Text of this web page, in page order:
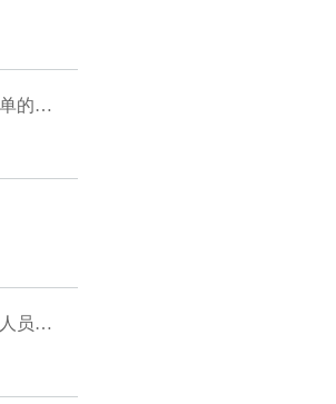
西南医科大学附属自贡医院▪自贡市精神卫生中心关于2026年第二批招聘编外工作人员拟录用人员名单的公示
西南医科大学附属自贡医院▪自贡市精神卫生中心2026年第二批编外工作人员招聘总成绩及进入体检人员名单的公告